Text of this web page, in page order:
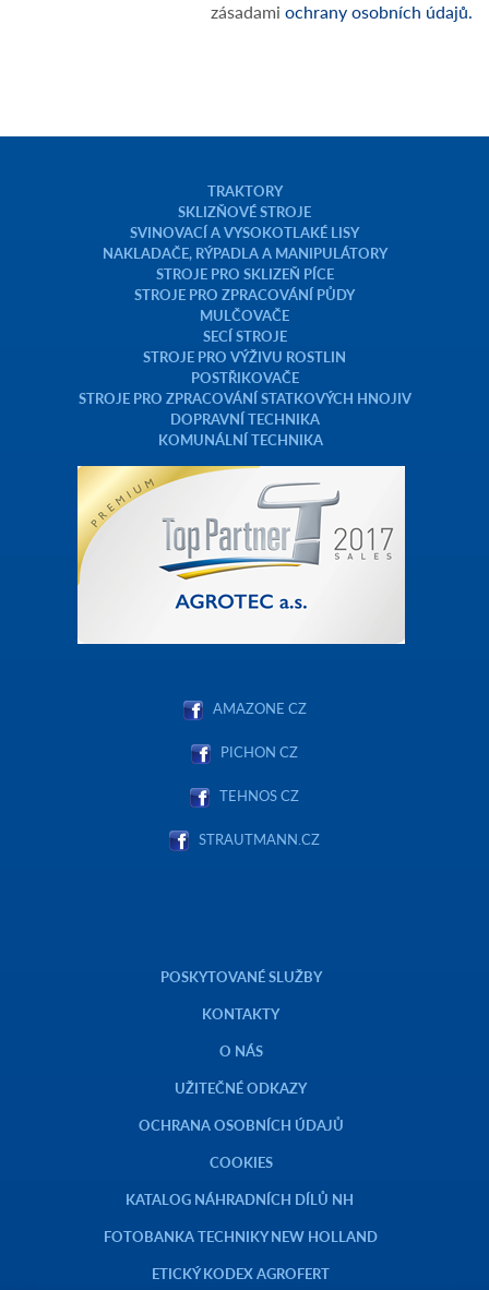
zásadami ochrany osobních údajů.
TRAKTORY
SKLIZŇOVÉ STROJE
SVINOVACÍ A VYSOKOTLAKÉ LISY
NAKLADAČE, RÝPADLA A MANIPULÁTORY
STROJE PRO SKLIZEŇ PÍCE
STROJE PRO ZPRACOVÁNÍ PŮDY
MULČOVAČE
SECÍ STROJE
STROJE PRO VÝŽIVU ROSTLIN
POSTŘIKOVAČE
STROJE PRO ZPRACOVÁNÍ STATKOVÝCH HNOJIV
DOPRAVNÍ TECHNIKA
KOMUNÁLNÍ TECHNIKA
AMAZONE CZ
PICHON CZ
TEHNOS CZ
STRAUTMANN.CZ
POSKYTOVANÉ SLUŽBY
KONTAKTY
O NÁS
UŽITEČNÉ ODKAZY
OCHRANA OSOBNÍCH ÚDAJŮ
COOKIES
KATALOG NÁHRADNÍCH DÍLŮ NH
FOTOBANKA TECHNIKY NEW HOLLAND
ETICKÝ KODEX AGROFERT